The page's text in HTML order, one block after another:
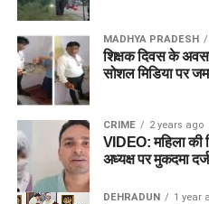
MADHYA PRADESH
शिक्षक दिवस के
सोशल मिडिया पर
CRIME 2 years ago
VIDEO: महिला
अध्यक्ष पर मुकदमा
DEHRADUN 1 year